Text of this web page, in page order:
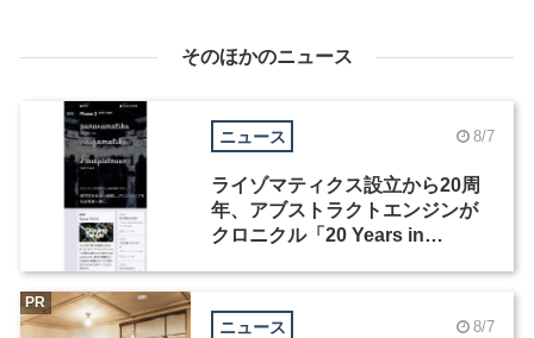
そのほかのニュース
ニュース 8/7
ライゾマティクス設立から20周
年、アブストラクトエンジンが
クロニクル「20 Years in
ニュース 8/7
PR